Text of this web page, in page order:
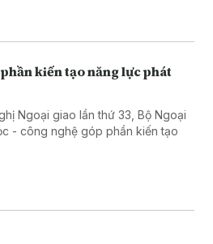
kiến tạo năng lực phát
Ngoại giao lần thứ 33, Bộ Ngoại
- công nghệ góp phần kiến tạo